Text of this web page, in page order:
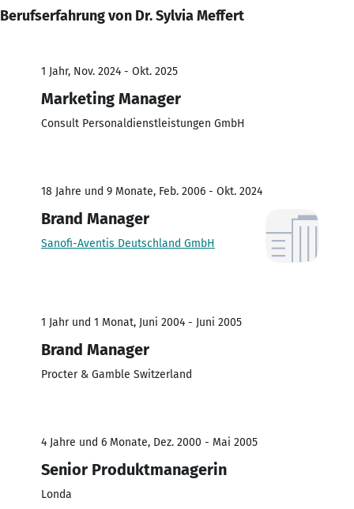
Berufserfahrung von Dr. Sylvia Meffert
1 Jahr, Nov. 2024 - Okt. 2025
Marketing Manager
Consult Personaldienstleistungen GmbH
18 Jahre und 9 Monate, Feb. 2006 - Okt. 2024
Brand Manager
Sanofi-Aventis Deutschland GmbH
1 Jahr und 1 Monat, Juni 2004 - Juni 2005
Brand Manager
Procter & Gamble Switzerland
4 Jahre und 6 Monate, Dez. 2000 - Mai 2005
Senior Produktmanagerin
Londa